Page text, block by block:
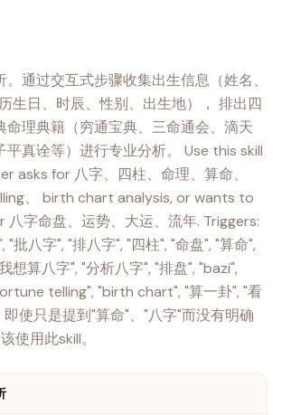
通过交互式步骤收集出生信息（姓名、
生日、时辰、性别、出生地）， 排出四
命理典籍（穷通宝典、三命通会、滴天
平真诠等）进行专业分析。 Use this skill
asks for 八字、四柱、命理、算命、
、 birth chart analysis, or wants to
字命盘、运势、大运、流年. Triggers:
"批八字", "排八字", "四柱", "命盘", "算命",
想算八字", "分析八字", "排盘", "bazi",
telling", "birth chart", "算一卦", "看
即使只是提到"算命"、"八字"而没有明确